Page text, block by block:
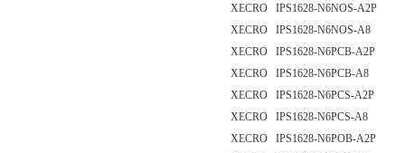
XECRO IPS1628-N6NOS-A2P
XECRO IPS1628-N6NOS-A8
XECRO IPS1628-N6PCB-A2P
XECRO IPS1628-N6PCB-A8
XECRO IPS1628-N6PCS-A2P
XECRO IPS1628-N6PCS-A8
XECRO IPS1628-N6POB-A2P